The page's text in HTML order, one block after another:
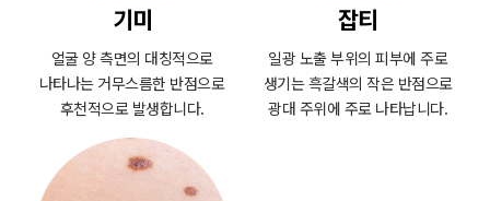
기미
얼굴 양 측면의 대칭적으로
나타나는 거무스름한 반점으로
후천적으로 발생합니다.
잡티
일광 노출 부위의 피부에 주로
생기는 흑갈색의 작은 반점으로
광대 주위에 주로 나타납니다.